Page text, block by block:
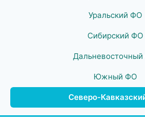
Уральский ФО
Сибирский ФО
Южный ФО
Северо-